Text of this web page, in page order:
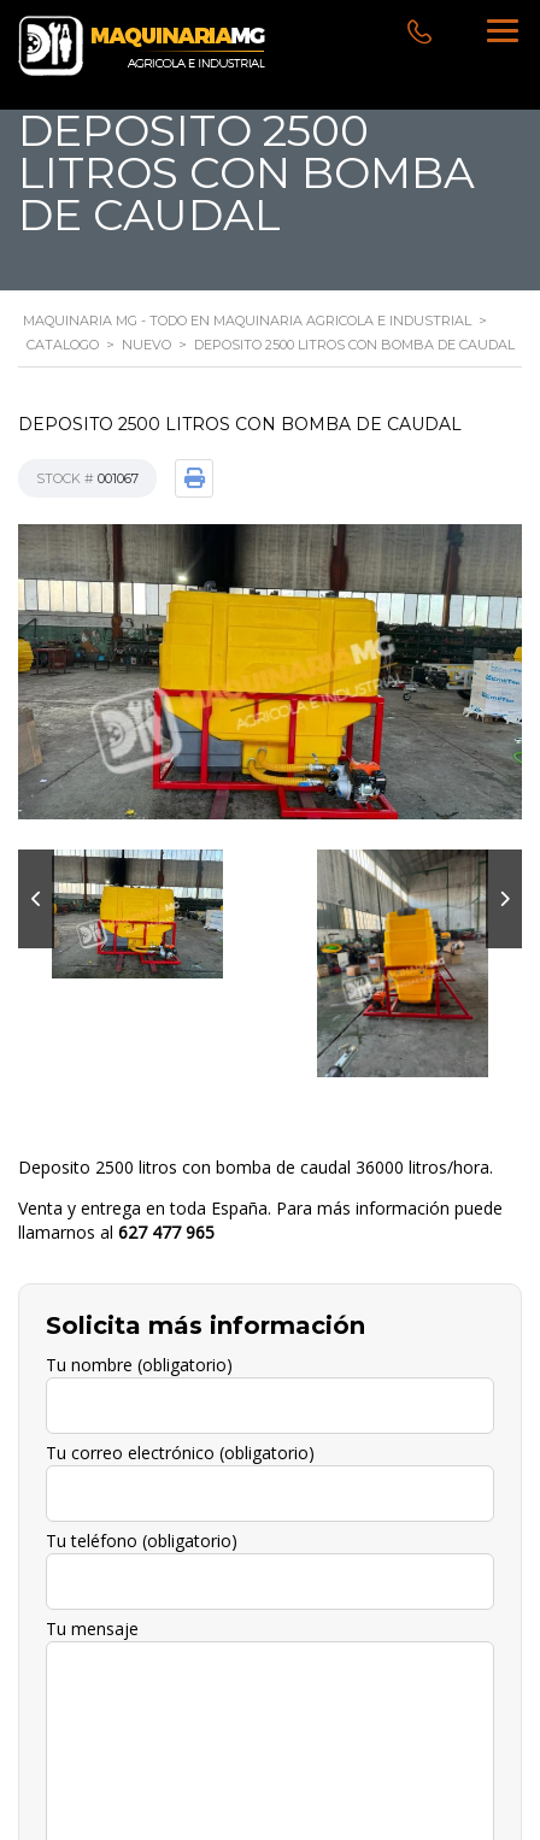
DEPOSITO 2500
LITROS CON BOMBA
DE CAUDAL
MAQUINARIA MG - TODO EN MAQUINARIA AGRICOLA E INDUSTRIAL >
CATALOGO > NUEVO > DEPOSITO 2500 LITROS CON BOMBA DE CAUDAL
DEPOSITO 2500 LITROS CON BOMBA DE CAUDAL
STOCK # 001067
Deposito 2500 litros con bomba de caudal 36000 litros/hora.
Venta y entrega en toda España. Para más información puede
llamarnos al 627 477 965
Solicita más información
Tu nombre (obligatorio)
Tu correo electrónico (obligatorio)
Tu teléfono (obligatorio)
Tu mensaje